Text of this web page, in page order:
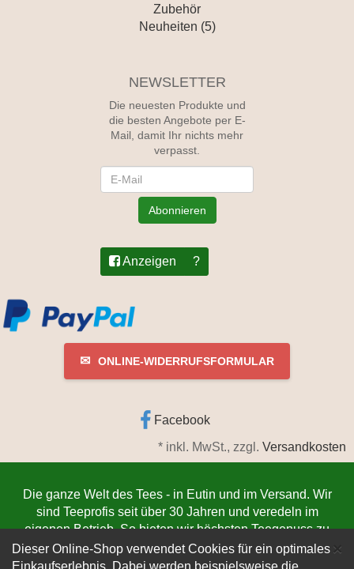
×
Dieser Online-Shop verwendet Cookies für ein optimales
Einkaufserlebnis. Dabei werden beispielsweise die
Zubehör
Neuheiten (5)
NEWSLETTER
Die neuesten Produkte und
die besten Angebote per E-
Mail, damit Ihr nichts mehr
verpasst.
Abonnieren
Anzeigen ?
✉ ONLINE-WIDERRUFSFORMULAR
Facebook
* inkl. MwSt., zzgl. Versandkosten
Die ganze Welt des Tees - in Eutin und im Versand. Wir
sind Teeprofis seit über 30 Jahren und veredeln im
eigenen Betrieb. So bieten wir höchsten Teegenuss zu
niedrigsten Preisen. Jetzt bestellenwww.teeschmiede-
eutin.de (Die Lieferung verlässt innerhalb von 1-3